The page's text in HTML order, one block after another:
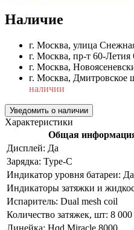
Наличие
г. Москва, улица
г. Москва, пр-т 60-Летия
г. Москва,
г. Москва, Дмитровское
наличии
Уведомить о наличии
Характеристики
Общая
Дисплей: Да
Зарядка: Type-C
Индикатор уровня батареи: Да
Индикаторы затяжки и
Испаритель: Dual mesh coil
Количество затяжек, шт: 8 000
Линейка: Hqd Miracle 8000